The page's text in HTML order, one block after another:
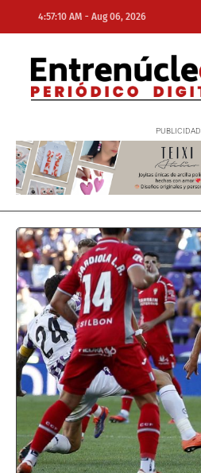
4:57:10 AM - Aug 06, 2026
NE